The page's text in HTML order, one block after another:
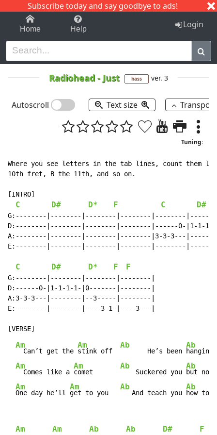
Subscribe today and say goodbye to ads!
1-9 C I J
Home Help Login
Radiohead - Just bass ver. 3
Autoscroll Text size
Tuning:
Where you see letters in the tab lines, count them
10th fret, B the 11th, and so on.
[INTRO]
C D# D* F C D#
G:--------|--------|--------|--------|--------
D:--------|--------|--------|--------|------0-|1-1-1-
A:--------|--------|--------|--------|3-3-3---
E:--------|--------|--------|--------|--------
C D# D* F F
G:--------|--------|--------|--------|
D:------0-|1-1-1-1-|0-------|--------|
A:3-3-3---|--------|--3-----|--------|
E:--------|--------|----3-1-|----3---|
Am
  Can’t get the
Am
stink off
Ab
       He’s been
Ab
Am
  Comes like a
Am
comet
Ab
    Suckered you
Ab
but
Am
One day he’ll
Am
get to you
Ab
   And teach you
Ab
how to
Am Am Ab Ab D# F